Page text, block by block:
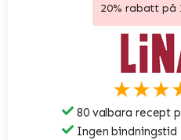
20% rabatt på
80 valbara recept
Ingen bindningstid